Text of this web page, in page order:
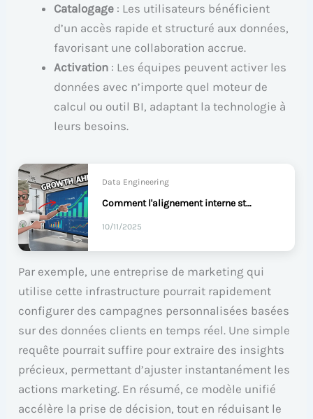
Catalogage : Les utilisateurs bénéficient
d’un accès rapide et structuré aux données,
favorisant une collaboration accrue.
Activation : Les équipes peuvent activer les
données avec n’importe quel moteur de
calcul ou outil BI, adaptant la technologie à
leurs besoins.
Data Engineering
Comment l'alignement interne stimule-t-il la croissance de votre business ?
10/11/2025
Par exemple, une entreprise de marketing qui
utilise cette infrastructure pourrait rapidement
configurer des campagnes personnalisées basées
sur des données clients en temps réel. Une simple
requête pourrait suffire pour extraire des insights
précieux, permettant d’ajuster instantanément les
actions marketing. En résumé, ce modèle unifié
accélère la prise de décision, tout en réduisant le